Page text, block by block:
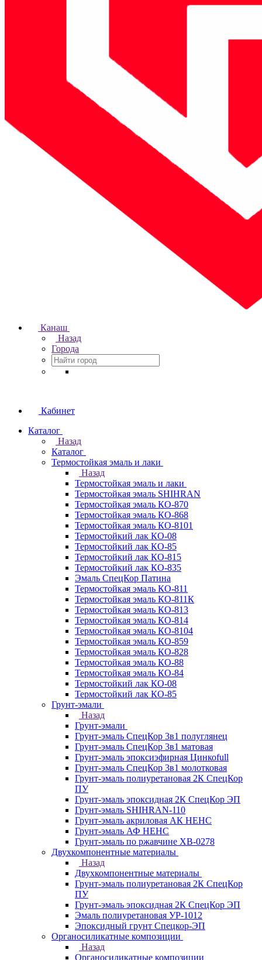
Канаш
Назад
Города
Кабинет
Каталог
Назад
Каталог
Термостойкая эмаль и лаки
Назад
Термостойкая эмаль и лаки
Термостойкая эмаль SHIHRAN
Термостойкая эмаль КО-870
Термостойкая эмаль КО-868
Термостойкая эмаль КО-8101
Термостойкий лак КО-08
Термостойкий лак КО-85
Термостойкий лак КО-815
Термостойкий лак КО-835
Эмаль СпецКор Патина
Термостойкая эмаль КО-811
Термостойкая эмаль КО-811К
Термостойкая эмаль КО-813
Термостойкая эмаль КО-814
Термостойкая эмаль КО-8104
Термостойкая эмаль КО-859
Термостойкая эмаль КО-828
Термостойкая эмаль КО-88
Термостойкая эмаль КО-84
Термостойкий лак КО-08
Термостойкий лак КО-85
Грунт-эмали
Назад
Грунт-эмали
Грунт-эмаль СпецКор 3в1 полуглянец
Грунт-эмаль СпецКор 3в1 матовая
Грунт-эмаль эпоксиэфирная Цинкоfull
Грунт-эмаль СпецКор 3в1 молотковая
Грунт-эмаль полиуретановая 2К СпецКор
ПУ
Грунт-эмаль эпоксидная 2К СпецКор ЭП
Грунт-эмаль SHIHRAN-110
Грунт-эмаль акриловая АК НЕНС
Грунт-эмаль АФ НЕНС
Грунт-эмаль по ржавчине ХВ-0278
Двухкомпонентные материалы
Назад
Двухкомпонентные материалы
Грунт-эмаль полиуретановая 2К СпецКор
ПУ
Грунт-эмаль эпоксидная 2К СпецКор ЭП
Эмаль полиуретановая УР-1012
Эпоксидный грунт Спецкор-ЭП
Органосиликатные композиции
Назад
Органосиликатные композиции